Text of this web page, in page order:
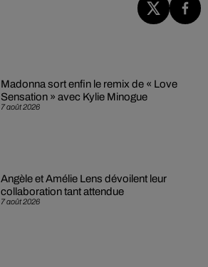
7 août 2026
Madonna sort enfin le remix de « Love
Sensation » avec Kylie Minogue
7 août 2026
Angèle et Amélie Lens dévoilent leur
collaboration tant attendue